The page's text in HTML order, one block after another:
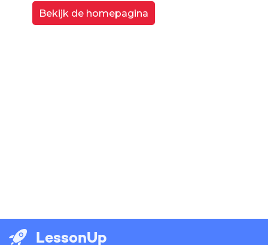
Bekijk de homepagina
LessonUp